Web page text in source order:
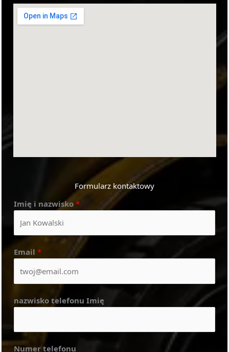
Formularz kontaktowy
Imię i nazwisko *
Email *
nazwisko telefonu Imię
Numer telefonu